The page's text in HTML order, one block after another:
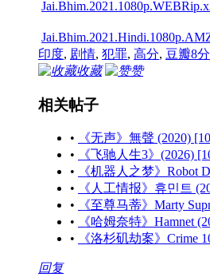
印度, 剧情, 犯罪, 高分, 豆瓣8分
收藏
赞
相关帖子
•
《无声》無聲 (2020)
•
《飞驰人生3》(2026)
•
《机器人之梦》Robot
•
《人工情报》휴민트
•
《至尊马蒂》Marty
•
《哈姆奈特》Hamnet
•
《洛杉矶劫案》Crime
回复